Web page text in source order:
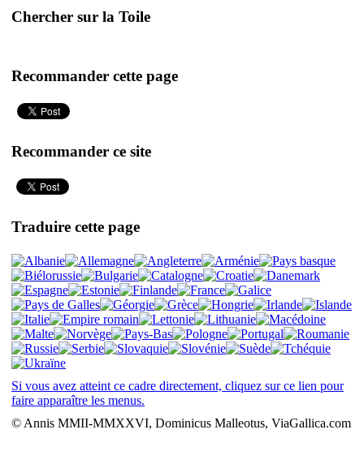
Chercher sur la Toile
Recommander cette page
Recommander ce site
Traduire cette page
Si vous avez atteint ce cadre directement, cliquez sur ce lien pour
faire apparaître les menus.
© Annis MMII-MMXXVI, Dominicus Malleotus, ViaGallica.com